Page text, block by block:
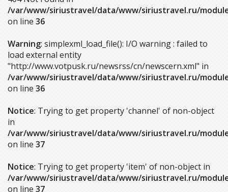
/var/www/siriustravel/data/www/siriustravel.ru/
on line 36
Warning: simplexml_load_file(): I/O warning : failed to
load external entity
"http://www.votpusk.ru/newsrss/cn/newscern.xml" in
/var/www/siriustravel/data/www/siriustravel.ru/
on line 36
Notice: Trying to get property 'channel' of non-object
in
/var/www/siriustravel/data/www/siriustravel.ru/
on line 37
Notice: Trying to get property 'item' of non-object in
/var/www/siriustravel/data/www/siriustravel.ru/
on line 37